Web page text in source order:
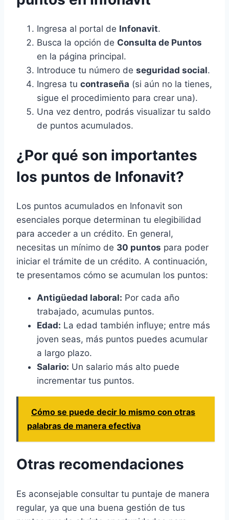
Ingresa al portal de Infonavit.
Busca la opción de Consulta de Puntos
en la página principal.
Introduce tu número de seguridad social.
Ingresa tu contraseña (si aún no la tienes,
sigue el procedimiento para crear una).
Una vez dentro, podrás visualizar tu saldo
de puntos acumulados.
¿Por qué son importantes
los puntos de Infonavit?
Los puntos acumulados en Infonavit son
esenciales porque determinan tu elegibilidad
para acceder a un crédito. En general,
necesitas un mínimo de 30 puntos para poder
iniciar el trámite de un crédito. A continuación,
te presentamos cómo se acumulan los puntos:
Antigüedad laboral: Por cada año
trabajado, acumulas puntos.
Edad: La edad también influye; entre más
joven seas, más puntos puedes acumular
a largo plazo.
Salario: Un salario más alto puede
incrementar tus puntos.
Cómo se puede decir lo mismo con otras
palabras de manera efectiva
Otras recomendaciones
Es aconsejable consultar tu puntaje de manera
regular, ya que una buena gestión de tus